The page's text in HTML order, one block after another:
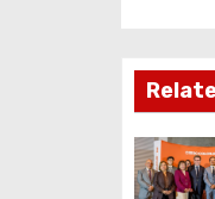
e
g
a